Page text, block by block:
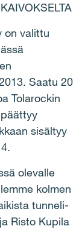
on valittu
Saatu 20
Tolarockin
sisältyy
olevalle
kolmen
tunneli-
Risto Kupila